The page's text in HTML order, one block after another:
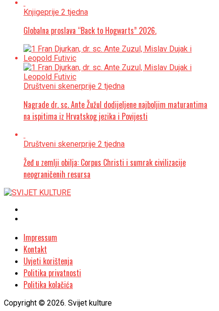
Knjigeprije 2 tjedna
Globalna proslava “Back to Hogwarts” 2026.
Društveni skenerprije 2 tjedna
Nagrade dr. sc. Ante Žužul dodijeljene najboljim maturantima
na ispitima iz Hrvatskog jezika i Povijesti
Društveni skenerprije 2 tjedna
Žeđ u zemlji obilja: Corpus Christi i sumrak civilizacije
neograničenih resursa
Impressum
Kontakt
Uvjeti korištenja
Politika privatnosti
Politika kolačića
Copyright © 2026. Svijet kulture